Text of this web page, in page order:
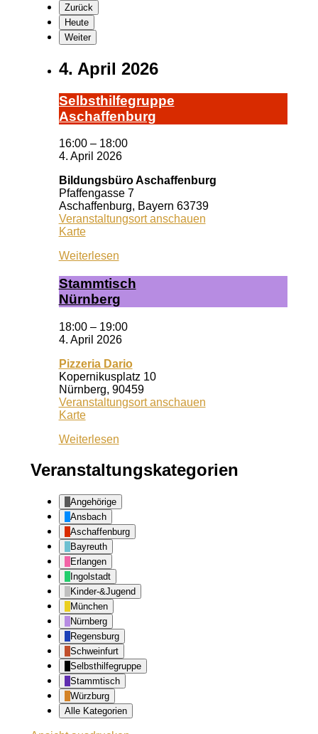
Zurück
Heute
Weiter
4. April 2026
Selbst­hil­fe­grup­pe
A­schaf­fen­burg
16:00 – 18:00
4. April 2026
Bildungsbüro Aschaffenburg
Pfaffengasse 7
Aschaffenburg, Bayern 63739
Veranstaltungsort anschauen
KarteBildungsbüro
Weiterlesen
Stamm­tisch
Nürn­berg
18:00 – 19:00
4. April 2026
Pizzeria Dario
Kopernikusplatz 10
Nürnberg, 90459
Veranstaltungsort anschauen
KartePizzeria
Weiterlesen
Veranstaltungskategorien
Angehörige
Ansbach
Aschaffenburg
Bayreuth
Erlangen
Ingolstadt
Kinder-&Jugend
München
Nürnberg
Regensburg
Schweinfurt
Selbsthilfegruppe
Stammtisch
Würzburg
Alle Kategorien